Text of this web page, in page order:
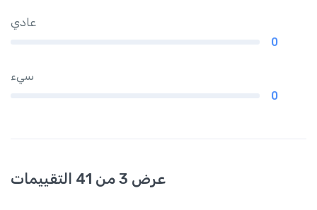
عادي
0
سيء
0
عرض 3 من 41 التقييمات